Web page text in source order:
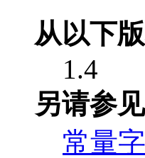
从以下
1.4
另请参见
常量